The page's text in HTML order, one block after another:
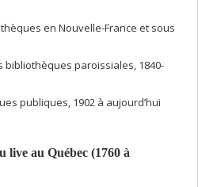
en Nouvelle-France et sous
bibliothèques paroissiales, 1840-
publiques, 1902 à aujourd’hui
live au Québec (1760 à